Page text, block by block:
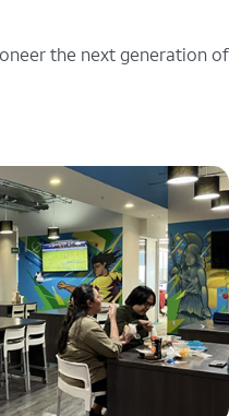
the next generation of